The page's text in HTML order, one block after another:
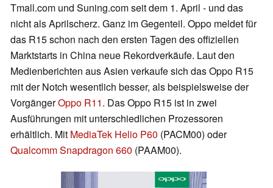
Tmall.com und Suning.com seit dem 1. April - und das
nicht als Aprilscherz. Ganz im Gegenteil. Oppo meldet für
das R15 schon nach den ersten Tagen des offiziellen
Marktstarts in China neue Rekordverkäufe. Laut den
Medienberichten aus Asien verkaufe sich das Oppo R15
mit der Notch wesentlich besser, als beispielsweise der
VorgängerOppo R11. Das Oppo R15 ist in zwei
Ausführungen mit unterschiedlichen Prozessoren
erhältlich. Mit MediaTek Helio P60 (PACM00) oder
Qualcomm Snapdragon 660 (PAAM00).